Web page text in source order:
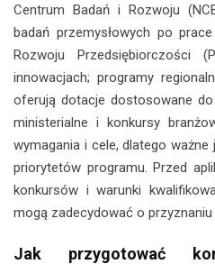
Centrum Badań i Rozwoju
badań przemysłowych po
Rozwoju Przedsiębiorczości
innowacjach; programy
oferują dotacje dostosowane
ministerialne i konkursy
wymagania i cele, dlatego
priorytetów programu. Przed
konkursów i warunki
mogą zadecydować o przyznaniu
Jak przygotować